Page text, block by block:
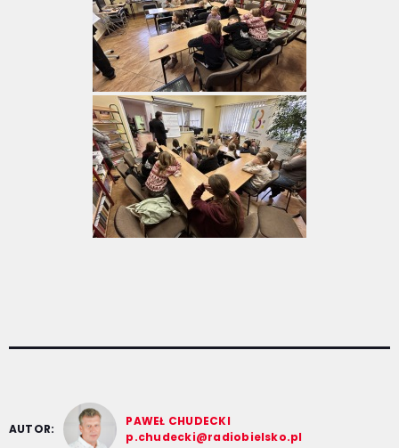
AUTOR:
PAWEŁ CHUDECKI
p.chudecki@radiobielsko.pl